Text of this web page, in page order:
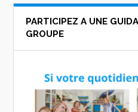
PARTICIPEZ A UNE
GROUPE